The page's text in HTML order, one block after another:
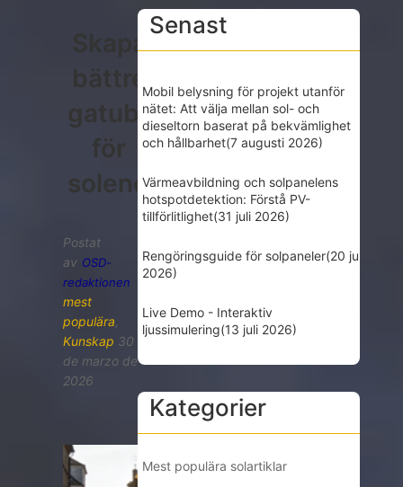
Skapa
bättre
för
solenergi
Postat
av OSD-
redaktionen
mest
populära
Kunskap 30
de marzo de
2026
Senast
Mobil belysning för projekt utanför
nätet: Att välja mellan sol- och
dieseltorn baserat på bekvämlighet
och hållbarhet(7 augusti 2026)
Värmeavbildning och solpanelens
hotspotdetektion: Förstå PV-
tillförlitlighet(31 juli 2026)
Rengöringsguide för solpaneler(20 juli
2026)
Live Demo - Interaktiv
ljussimulering(13 juli 2026)
Kategorier
Mest populära solartiklar